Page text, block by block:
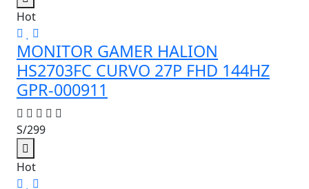
Hot
MONITOR GAMER HALION
HS2703FC CURVO 27P FHD 144HZ
GPR-000911
S/299
Hot